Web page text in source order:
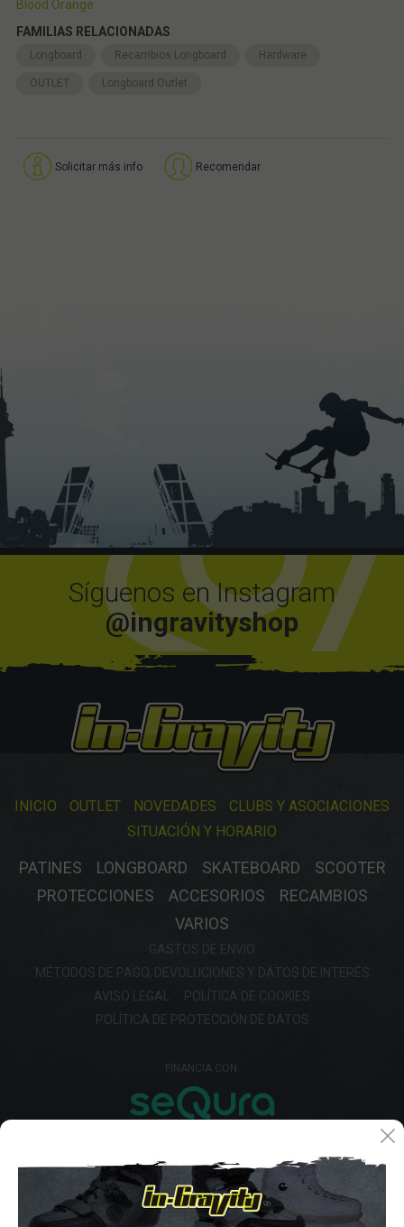
Blood Orange
FAMILIAS RELACIONADAS
Longboard Recambios Longboard Hardware
OUTLET Longboard Outlet
Solicitar más info Recomendar
Síguenos en Instagram
@ingravityshop
INICIO OUTLET NOVEDADES
CLUBS Y ASOCIACIONES
SITUACIÓN Y HORARIO
PATINES LONGBOARD SKATEBOARD
SCOOTER
PROTECCIONES
ACCESORIOS
RECAMBIOS
VARIOS
GASTOS DE ENVIO
MÉTODOS DE PAGO, DEVOLUCIONES Y DATOS DE INTERÉS
AVISO LEGAL
POLÍTICA DE COOKIES
POLÍTICA DE PROTECCIÓN DE DATOS
FINANCIA CON: